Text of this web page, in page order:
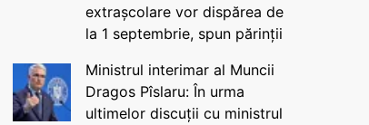
extrașcolare vor dispărea de
la 1 septembrie, spun părinții
Ministrul interimar al Muncii
Dragos Pîslaru: În urma
ultimelor discuții cu ministrul